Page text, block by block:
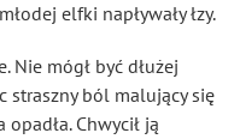
elfki napływały łzy.
Nie mógł być dłużej
straszny ból malujący się
Chwycił ją